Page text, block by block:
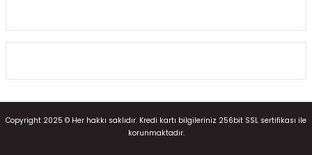
Copyright 2025 © Her hakkı saklıdır. Kredi kartı bilgileriniz 256bit SSL sertifikası ile
korunmaktadır.